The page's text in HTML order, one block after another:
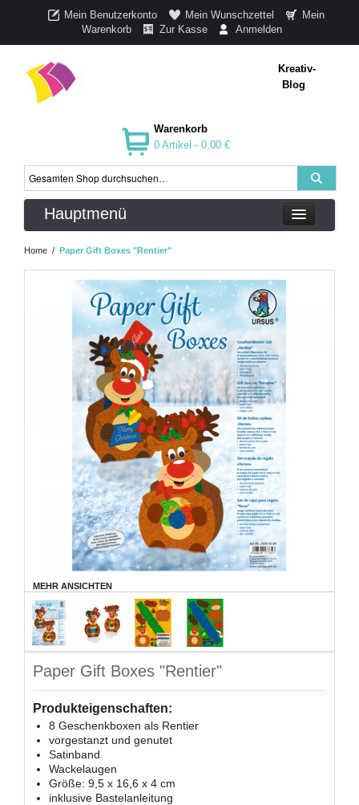
Mein Benutzerkonto Mein Wunschzettel
Mein
Warenkorb
Zur Kasse Anmelden
Kreativ-
Blog
Warenkorb
0 Artikel - 0,00 €
Hauptmenü
Home / Paper Gift Boxes "Rentier"
MEHR ANSICHTEN
Paper Gift Boxes "Rentier"
Produkteigenschaften:
8 Geschenkboxen als Rentier
vorgestanzt und genutet
Satinband
Wackelaugen
Größe: 9,5 x 16,6 x 4 cm
inklusive Bastelanleitung